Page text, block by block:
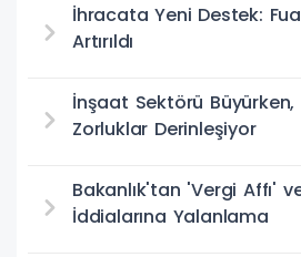
İhracata Yeni Destek:
Artırıldı
İnşaat Sektörü Büyürken,
Zorluklar Derinleşiyor
Bakanlık'tan 'Vergi Affı'
İddialarına Yalanlama